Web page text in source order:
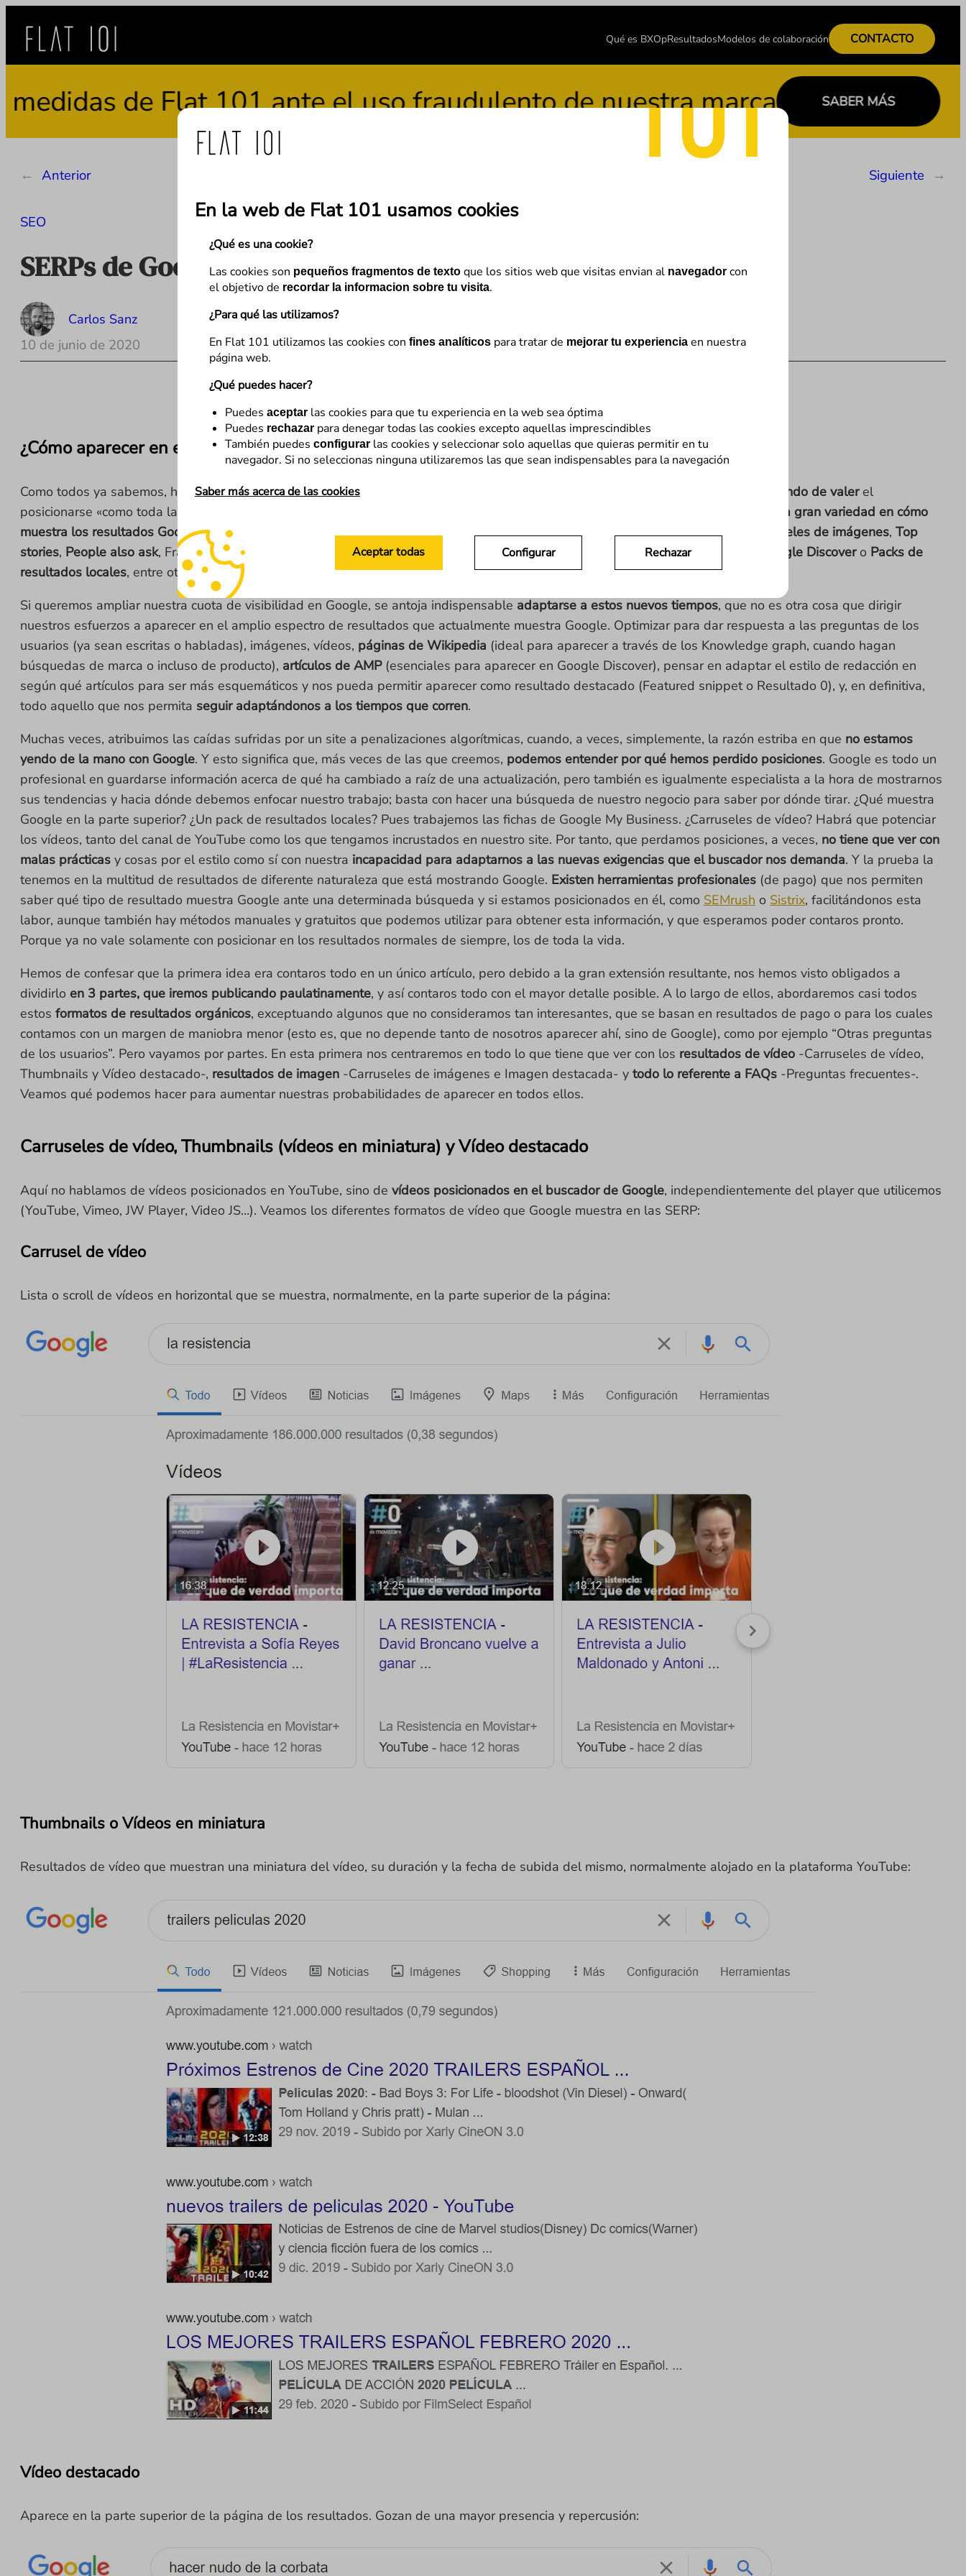
En la web de Flat 101 usamos cookies
¿Qué es una cookie?
Las cookies son pequeños fragmentos de texto que los sitios web que visitas envian al navegador con
el objetivo de recordar la informacion sobre tu visita.
¿Para qué las utilizamos?
En Flat 101 utilizamos las cookies con fines analíticos para tratar de mejorar tu experiencia en nuestra
página web.
¿Qué puedes hacer?
Puedes aceptar las cookies para que tu experiencia en la web sea óptima
Puedes rechazar para denegar todas las cookies excepto aquellas imprescindibles
También puedes configurar las cookies y seleccionar solo aquellas que quieras permitir en tu
navegador. Si no seleccionas ninguna utilizaremos las que sean indispensables para la navegación
Saber más acerca de las cookies
Configurar Rechazar
Aceptar todas
contenido
Qué es BXOpResultadosModelos de colaboración CONTACTO
de Flat 101 ante el uso fraudulento de nuestra marca SABER MÁS
← Anterior Siguiente →
SEO
SERPs de Google: Vídeo, Imagen y FAQs
Carlos Sanz
10 de junio de 2020
¿Cómo aparecer en ellos?
Como todos ya sabemos, hace tiempo que Google está cambiando va dejando de valerel
posicionarse «como toda la vida» solamente, mediante los resultados orgánicos «normales» que todos conocemos. Ahora,
existe una gran variedad en cómo
muestra los resultados Google:Knowledge graphs Knowledge cards,Featured snippets(resultado 0),Carruseles de vídeo Carruseles de imágenes, Top
stories, People also ask, Fragmentos enriquecidos mediante la utilización de datos estructurados de tipo FAQPage y Question Google Discovero Packs de
resultados locales, entre otros.
Si queremos ampliar nuestra cuota de visibilidad en Google, se antoja indispensable adaptarse a estos nuevos tiempos, que no es otra cosa que dirigir
nuestros esfuerzos a aparecer en el amplio espectro de resultados que actualmente muestra Google. Optimizar para dar respuesta a las preguntas de los
usuarios (ya sean escritas o habladas), imágenes, vídeos, páginas de Wikipedia (ideal para aparecer a través de los Knowledge graph, cuando hagan
búsquedas de marca o incluso de producto), artículos de AMP(esenciales para aparecer en Google Discover), pensar en adaptar el estilo de redacción en
según qué artículos para ser más esquemáticos y nos pueda permitir aparecer como resultado destacado (Featured snippet o Resultado 0), y, en definitiva,
todo aquello que nos permita seguir adaptándonos a los tiempos que corren.
Muchas veces, atribuimos las caídas sufridas por un site a penalizaciones algorítmicas, cuando, a veces, simplemente, la razón estriba en que no estamos
yendo de la mano con Google. Y esto significa que, más veces de las que creemos, podemos entender por qué hemos perdido posiciones. Google es todo un
profesional en guardarse información acerca de qué ha cambiado a raíz de una actualización, pero también es igualmente especialista a la hora de mostrarnos
sus tendencias y hacia dónde debemos enfocar nuestro trabajo; basta con hacer una búsqueda de nuestro negocio para saber por dónde tirar. ¿Qué muestra
Google en la parte superior? ¿Un pack de resultados locales? Pues trabajemos las fichas de Google My Business. ¿Carruseles de vídeo? Habrá que potenciar
los vídeos, tanto del canal de YouTube como los que tengamos incrustados en nuestro site. Por tanto, que perdamos posiciones, a veces, no tiene que ver con
malas prácticas y cosas por el estilo como sí con nuestra incapacidad para adaptarnos a las nuevas exigencias que el buscador nos demanda. Y la prueba la
tenemos en la multitud de resultados de diferente naturaleza que está mostrando Google. Existen herramientas profesionales (de pago) que nos permiten
saber qué tipo de resultado muestra Google ante una determinada búsqueda y si estamos posicionados en él, como SEMrush o Sistrix, facilitándonos esta
labor, aunque también hay métodos manuales y gratuitos que podemos utilizar para obtener esta información, y que esperamos poder contaros pronto.
Porque ya no vale solamente con posicionar en los resultados normales de siempre, los de toda la vida.
Hemos de confesar que la primera idea era contaros todo en un único artículo, pero debido a la gran extensión resultante, nos hemos visto obligados a
dividirlo en 3 partes, que iremos publicando paulatinamente, y así contaros todo con el mayor detalle posible. A lo largo de ellos, abordaremos casi todos
estos formatos de resultados orgánicos, exceptuando algunos que no consideramos tan interesantes, que se basan en resultados de pago o para los cuales
contamos con un margen de maniobra menor (esto es, que no depende tanto de nosotros aparecer ahí, sino de Google), como por ejemplo “Otras preguntas
de los usuarios”. Pero vayamos por partes. En esta primera nos centraremos en todo lo que tiene que ver con los resultados de vídeo -Carruseles de vídeo,
Thumbnails y Vídeo destacado-, resultados de imagen -Carruseles de imágenes e Imagen destacada- y todo lo referente a FAQs -Preguntas frecuentes-.
Veamos qué podemos hacer para aumentar nuestras probabilidades de aparecer en todos ellos.
Carruseles de vídeo, Thumbnails (vídeos en miniatura) y Vídeo destacado
Aquí no hablamos de vídeos posicionados en YouTube, sino de vídeos posicionados en el buscador de Google, independientemente del player que utilicemos
(YouTube, Vimeo, JW Player, Video JS…). Veamos los diferentes formatos de vídeo que Google muestra en las SERP:
Carrusel de vídeo
Lista o scroll de vídeos en horizontal que se muestra, normalmente, en la parte superior de la página:
Thumbnails o Vídeos en miniatura
Resultados de vídeo que muestran una miniatura del vídeo, su duración y la fecha de subida del mismo, normalmente alojado en la plataforma YouTube:
Vídeo destacado
Aparece en la parte superior de la página de los resultados. Gozan de una mayor presencia y repercusión: